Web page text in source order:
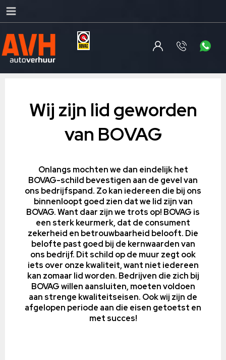
Wij zijn lid geworden
van BOVAG
Onlangs mochten we dan eindelijk het
BOVAG-schild bevestigen aan de gevel van
ons bedrijfspand. Zo kan iedereen die bij ons
binnenloopt goed zien dat we lid zijn van
BOVAG. Want daar zijn we trots op! BOVAG is
een sterk keurmerk, dat de consument
zekerheid en betrouwbaarheid belooft. Die
belofte past goed bij de kernwaarden van
ons bedrijf. Dit schild op de muur zegt ook
iets over onze kwaliteit, want niet iedereen
kan zomaar lid worden. Bedrijven die zich bij
BOVAG willen aansluiten, moeten voldoen
aan strenge kwaliteitseisen. Ook wij zijn de
afgelopen periode aan die eisen getoetst en
met succes!